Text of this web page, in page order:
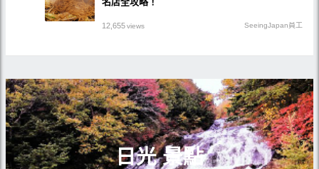
12,655views SeeingJapan員工
日光 景點